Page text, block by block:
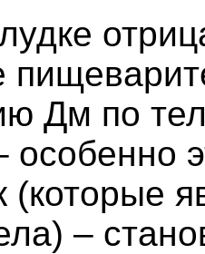
Дм по
особенно
–